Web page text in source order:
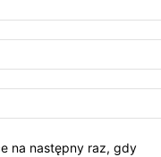
na następny raz, gdy